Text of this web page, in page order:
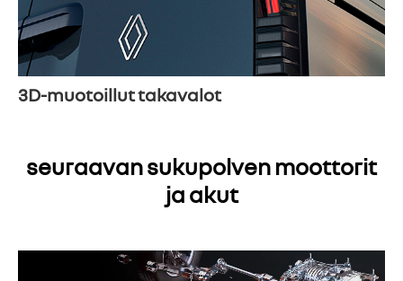
3D-muotoillut takavalot
seuraavan sukupolven moottorit
ja akut